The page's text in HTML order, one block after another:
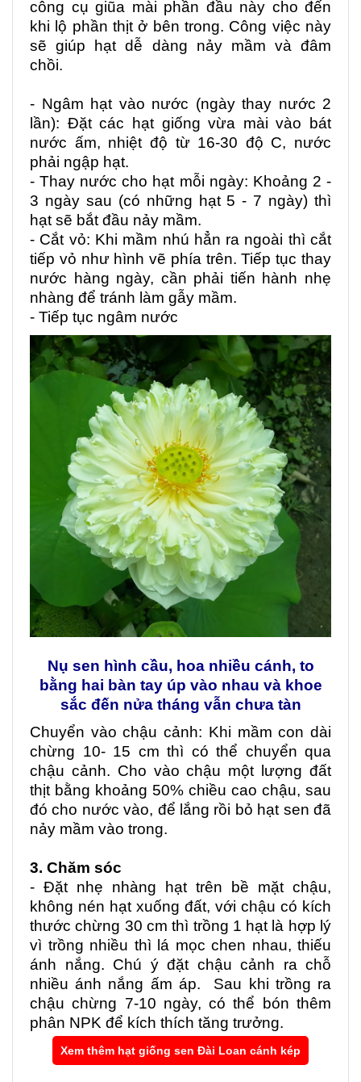
công cụ giũa mài phần đầu này cho đến
khi lộ phần thịt ở bên trong. Công việc này
sẽ giúp hạt dễ dàng nảy mầm và đâm
chồi.
- Ngâm hạt vào nước (ngày thay nước 2
lần): Đặt các hạt giống vừa mài vào bát
nước ấm, nhiệt độ từ 16-30 độ C, nước
phải ngập hạt.
- Thay nước cho hạt mỗi ngày: Khoảng 2 -
3 ngày sau (có những hạt 5 - 7 ngày) thì
hạt sẽ bắt đầu nảy mầm.
- Cắt vỏ: Khi mầm nhú hẳn ra ngoài thì cắt
tiếp vỏ như hình vẽ phía trên. Tiếp tục thay
nước hàng ngày, cần phải tiến hành nhẹ
nhàng để tránh làm gẫy mầm.
- Tiếp tục ngâm nước
Nụ sen hình cầu, hoa nhiều cánh, to
bằng hai bàn tay úp vào nhau và khoe
sắc đến nửa tháng vẫn chưa tàn
Chuyển vào chậu cảnh: Khi mầm con dài
chừng 10- 15 cm thì có thể chuyển qua
chậu cảnh. Cho vào chậu một lượng đất
thịt bằng khoảng 50% chiều cao chậu, sau
đó cho nước vào, để lắng rồi bỏ hạt sen đã
nảy mầm vào trong.
3. Chăm sóc
- Đặt nhẹ nhàng hạt trên bề mặt chậu,
không nén hạt xuống đất, với chậu có kích
thước chừng 30 cm thì trồng 1 hạt là hợp lý
vì trồng nhiều thì lá mọc chen nhau, thiếu
ánh nắng. Chú ý đặt chậu cảnh ra chỗ
nhiều ánh nắng ấm áp. Sau khi trồng ra
chậu chừng 7-10 ngày, có thể bón thêm
phân NPK để kích thích tăng trưởng.
Xem thêm hạt giống sen Đài Loan cánh kép